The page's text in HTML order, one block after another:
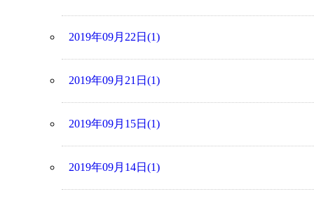
2019年09月22日(1)
2019年09月21日(1)
2019年09月15日(1)
2019年09月14日(1)